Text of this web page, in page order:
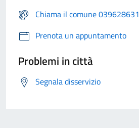
Chiama il comune 039628631
Prenota un appuntamento
Problemi in città
Segnala disservizio